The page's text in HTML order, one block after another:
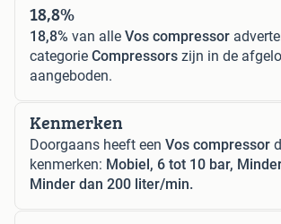
18,8%
18,8% van alle Vos compressor
categorie Compressors zijn in de
aangeboden.
Kenmerken
Doorgaans heeft een Vos compressor
kenmerken: Mobiel, 6 tot 10 bar,
Minder dan 200 liter/min.